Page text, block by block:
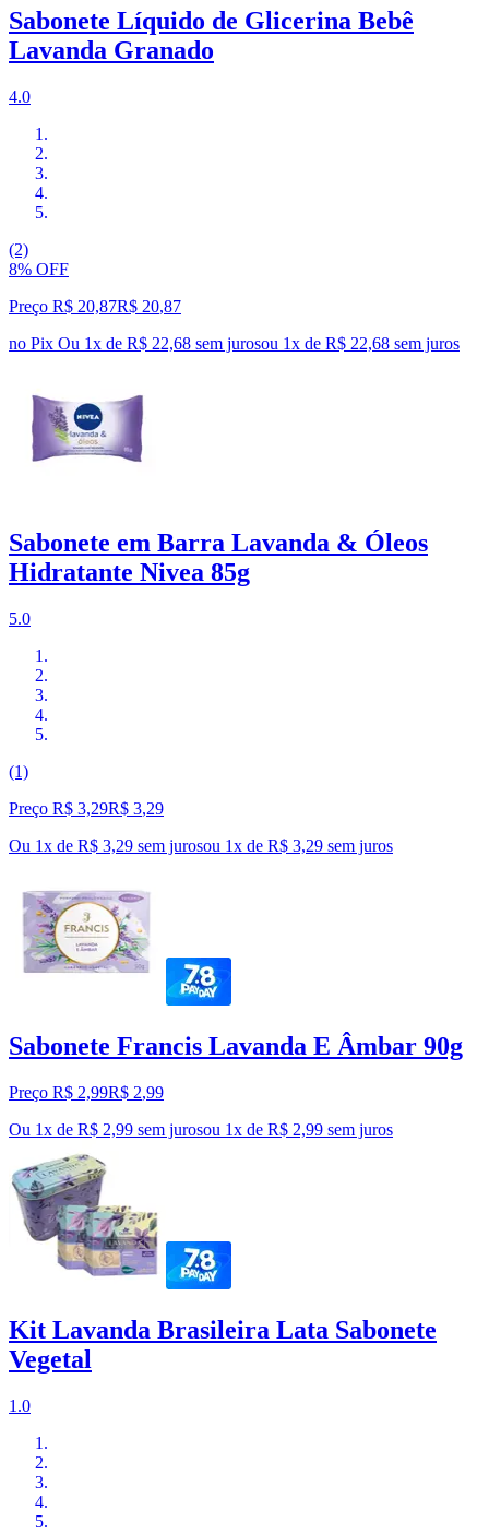
Sabonete Líquido de Glicerina Bebê
Lavanda Granado
4.0
(2)
8% OFF
Preço R$ 20,87R$ 20,87
no Pix Ou 1x de R$ 22,68 sem jurosou 1x de R$ 22,68 sem juros
Sabonete em Barra Lavanda & Óleos
Hidratante Nivea 85g
5.0
(1)
Preço R$ 3,29R$ 3,29
Ou 1x de R$ 3,29 sem jurosou 1x de R$ 3,29 sem juros
Sabonete Francis Lavanda E Âmbar 90g
Preço R$ 2,99R$ 2,99
Ou 1x de R$ 2,99 sem jurosou 1x de R$ 2,99 sem juros
Kit Lavanda Brasileira Lata Sabonete
Vegetal
1.0